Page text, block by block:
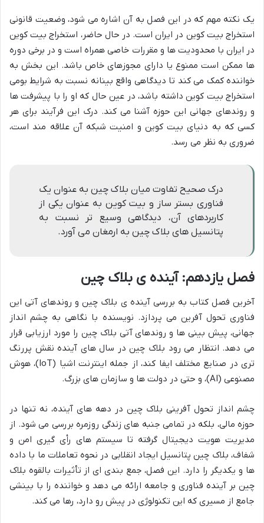
یک نکته مهم که در این فصل به آن اشاره می شود، وضعیت قانونی
استخراج بیت کوین در ایران است. در حال حاضر، استخراج بیت کوین
در ایران با محدودیت ها و مقررات خاصی همراه است و در برخی دوره
ها ممکن است ممنوع یا دارای مجوزهای خاص باشد. این بخش به
خواننده کمک می کند تا دیدگاهی واقع بینانه نسبت به شرایط بومی
استخراج بیت کوین داشته باشد، در عین حال که او را با پیشرفت ها
و روندهای جهانی این حوزه آشنا می کند. درک این فرآیند برای هر
کسی که به دنیای بیت کوین و امنیت شبکه آن علاقه مند است،
ضروری به نظر می رسد.
درک صحیح تفاوت میان بلاک چین به عنوان یک
فناوری بستر ساز و بیت کوین به عنوان یکی از
کاربردهای آن، دیدگاهی وسیع تر نسبت به
پتانسیل های بلاک چین به ارمغان می آورد.
فصل یازدهم: آینده ی بلاک چین
آخرین فصل کتاب به بررسی آینده ی بلاک چین و روندهای آتی این
فناوری تحول آفرین می پردازد. نویسنده با نگاهی به چشم انداز
جهانی، پیش بینی ها و روندهای آتی بلاک چین را مورد ارزیابی قرار
می دهد. انتظار می رود بلاک چین در سال های آینده نقش پررنگ
تری در صنایع مختلف ایفا کند، از جمله اینترنت اشیا (IoT)، هوش
مصنوعی (AI)، و حتی در دولت ها و سازمان های بزرگ.
چشم انداز تحول آفرینی بلاک چین در دهه های آینده، نه تنها در
حوزه مالی، بلکه در تمامی جنبه های زندگی روزمره بررسی می شود. از
مدیریت هویت دیجیتال گرفته تا سیستم های رأی گیری امن و
شفاف، بلاک چین پتانسیل ایجاد انقلابی در نحوه تعاملات ما با داده
ها و یکدیگر را دارد. این فصل، جمع بندی ای از تأثیرات بالقوه بلاک
چین بر آینده فناوری و جامعه ارائه می دهد و خواننده را با بینشی
جامع از مسیری که این تکنولوژی در پیش رو دارد، رها می کند.